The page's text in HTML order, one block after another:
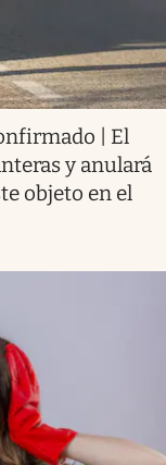
| El
y anulará
objeto en el